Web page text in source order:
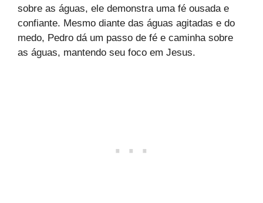
sobre as águas, ele demonstra uma fé ousada e
confiante. Mesmo diante das águas agitadas e do
medo, Pedro dá um passo de fé e caminha sobre
as águas, mantendo seu foco em Jesus.